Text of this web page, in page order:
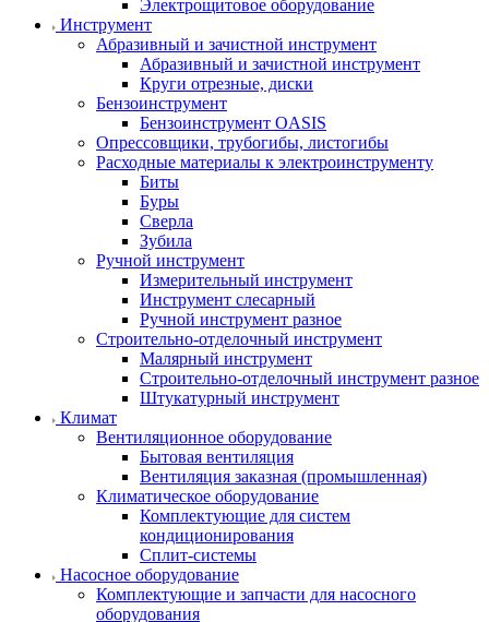
Электрощитовое оборудование
Инструмент
Абразивный и зачистной инструмент
Абразивный и зачистной инструмент
Круги отрезные, диски
Бензоинструмент
Бензоинструмент OASIS
Опрессовщики, трубогибы, листогибы
Расходные материалы к электроинструменту
Биты
Буры
Сверла
Зубила
Ручной инструмент
Измерительный инструмент
Инструмент слесарный
Ручной инструмент разное
Строительно-отделочный инструмент
Малярный инструмент
Строительно-отделочный инструмент разное
Штукатурный инструмент
Климат
Вентиляционное оборудование
Бытовая вентиляция
Вентиляция заказная (промышленная)
Климатическое оборудование
Комплектующие для систем
кондиционирования
Сплит-системы
Насосное оборудование
Комплектующие и запчасти для насосного
оборудования